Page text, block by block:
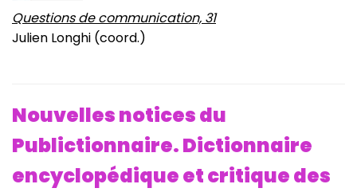
Questions de communication, 31
Julien Longhi (coord.)
Nouvelles notices du
Publictionnaire. Dictionnaire
encyclopédique et critique des